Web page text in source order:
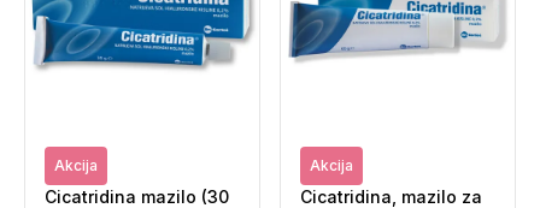
Akcija
Cicatridina mazilo (30
Akcija
Cicatridina, mazilo za